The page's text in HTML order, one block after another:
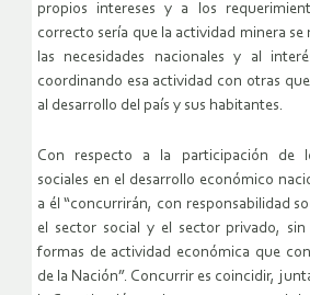
propios intereses y a los
correcto sería que la actividad minera se
las necesidades nacionales y al
coordinando esa actividad con otras
al desarrollo del país y sus habitantes.
Con respecto a la participación de
sociales en el desarrollo económico
a él “concurrirán, con responsabilidad
el sector social y el sector privado,
formas de actividad económica que
de la Nación”. Concurrir es coincidir,